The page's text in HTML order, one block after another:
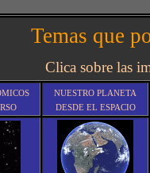
Temas que
Clica sobre las
NUESTRO PLANETA
DESDE EL ESPACIO